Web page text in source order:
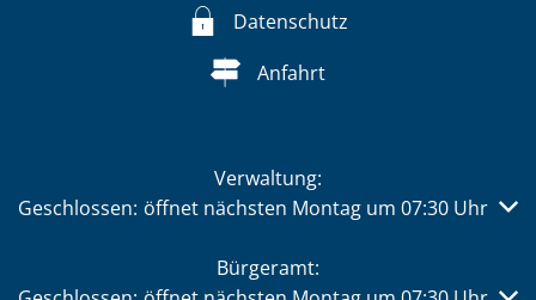
Datenschutz
Anfahrt
Verwaltung:
Klicken, um weitere Öffnungs- oder Schließzeiten
Geschlossen: öffnet nächsten Montag um 07:30 Uhr
Bürgeramt: